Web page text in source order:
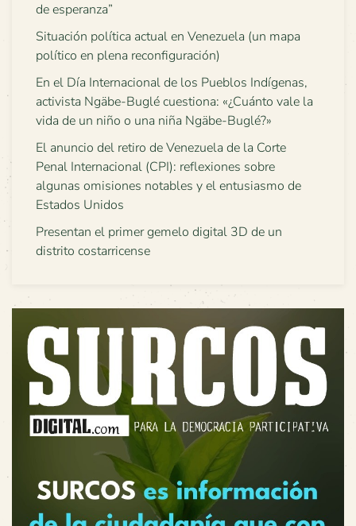
de esperanza”
Situación política actual en Venezuela (un mapa
político en plena reconfiguración)
En el Día Internacional de los Pueblos Indígenas,
activista Ngäbe-Buglé cuestiona: «¿Cuánto vale la
vida de un niño o una niña Ngäbe-Buglé?»
El anuncio del retiro de Venezuela de la Corte
Penal Internacional (CPI): reflexiones sobre
algunas omisiones notables y el entusiasmo de
Estados Unidos
Presentan el primer gemelo digital 3D de un
distrito costarricense